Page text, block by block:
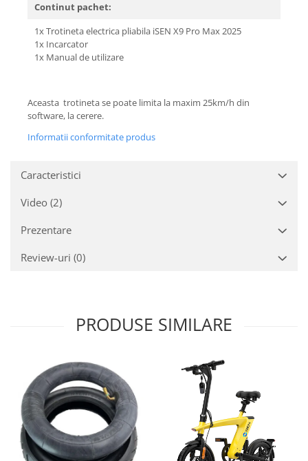
Continut pachet:
1x Trotineta electrica pliabila iSEN X9 Pro Max 2025
1x Incarcator
1x Manual de utilizare
Aceasta trotineta se poate limita la maxim 25km/h din
software, la cerere.
Informatii conformitate produs
Caracteristici
Video (2)
Prezentare
Review-uri (0)
PRODUSE SIMILARE